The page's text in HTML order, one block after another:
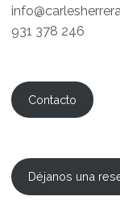
931 378 246
Contacto
Déjanos una